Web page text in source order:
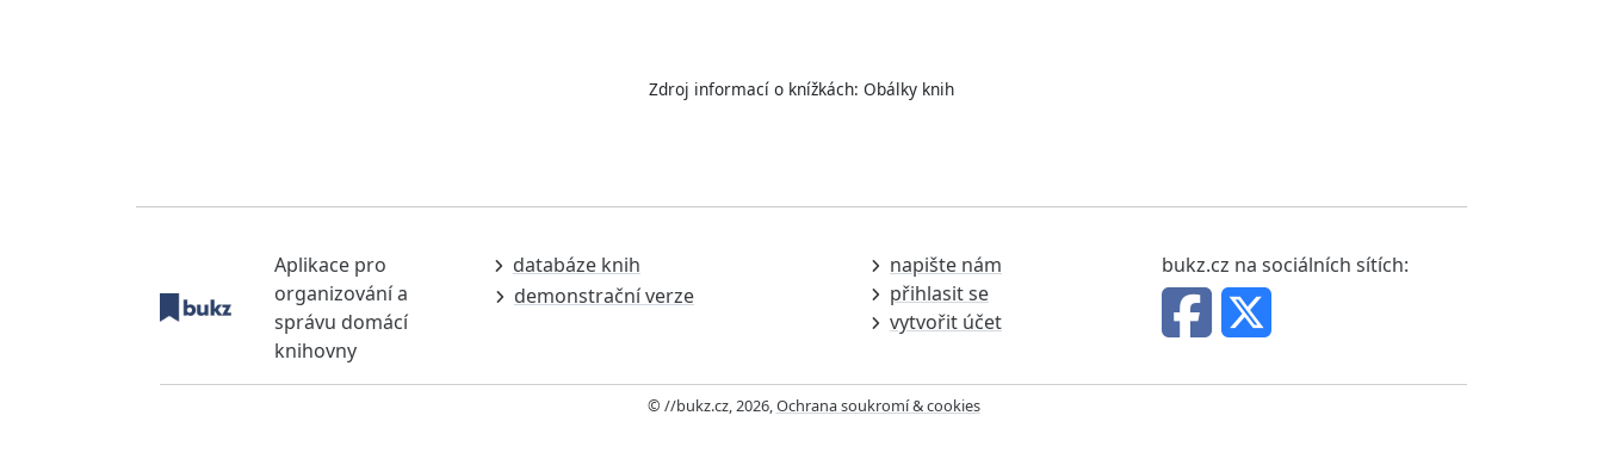
Zdroj informací o knížkách: Obálky knih
Aplikace pro
organizování a
správu domácí
knihovny
databáze knih
demonstrační verze
napište nám
přihlasit se
vytvořit účet
bukz.cz na sociálních sítích:
© //bukz.cz, 2026,Ochrana soukromí & cookies